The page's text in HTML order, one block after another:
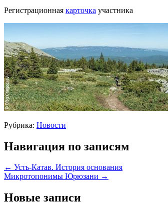
Регистрационная карточка участника
Рубрика: Новости
Навигация по записям
← Усть-Катав. История основания
Микротопонимы Юрюзани →
Новые записи